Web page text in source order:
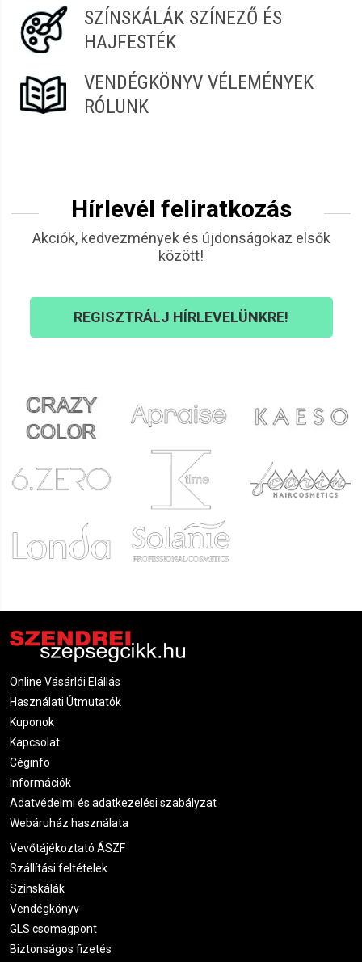
SZÍNSKÁLÁK SZÍNEZŐ ÉS
HAJFESTÉK
VENDÉGKÖNYV VÉLEMÉNYEK
RÓLUNK
Hírlevél feliratkozás
Akciók, kedvezmények és újdonságokaz elsők
között!
REGISZTRÁLJ HÍRLEVELÜNKRE!
Online Vásárlói Elállás
Használati Útmutatók
Kuponok
Kapcsolat
Céginfo
Információk
Adatvédelmi és adatkezelési szabályzat
Webáruház használata
Vevőtájékoztató ÁSZF
Szállítási feltételek
Színskálák
Vendégkönyv
GLS csomagpont
Biztonságos fizetés